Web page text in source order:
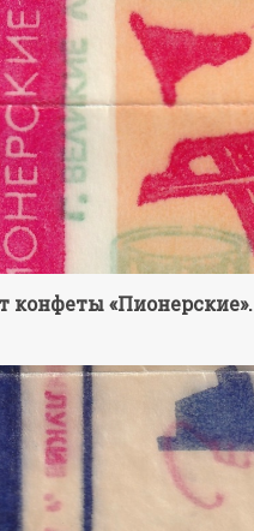
конфеты «Пионерские».